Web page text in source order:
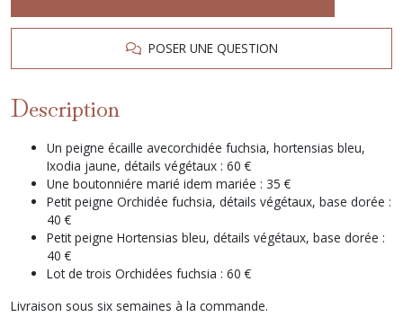
POSER UNE QUESTION
Description
Un peigne écaille avecorchidée fuchsia, hortensias bleu,
Ixodia jaune, détails végétaux : 60 €
Une boutonniére marié idem mariée : 35 €
Petit peigne Orchidée fuchsia, détails végétaux, base dorée :
40 €
Petit peigne Hortensias bleu, détails végétaux, base dorée :
40 €
Lot de trois Orchidées fuchsia : 60 €
Livraison sous six semaines à la commande.